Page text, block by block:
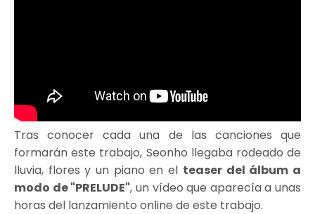
Tras conocer cada una de las canciones que
formarán este trabajo, Seonho llegaba rodeado de
lluvia, flores y un piano en el teaser del álbum a
modo de "PRELUDE", un vídeo que aparecía a unas
horas del lanzamiento online de este trabajo.